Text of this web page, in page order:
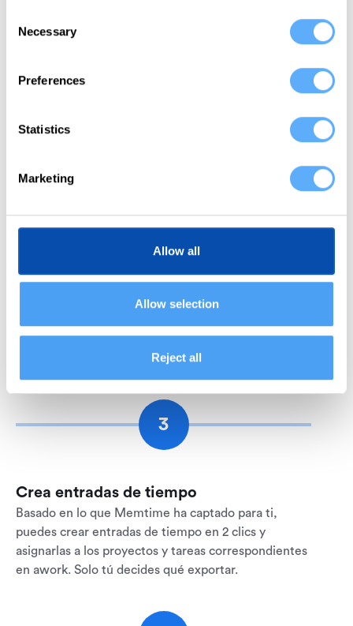
Selection
Necessary
Preferences
Statistics
Marketing
Allow all
Allow selection
Reject all
aplicaciones disponibles durante el proceso de
2
Importa proyectos
Memtime refleja tus proyectos y tareas de awork
nunca. Simplemente, introduce la estructura de tus
proyectos en Memtime y prepárate para el éxito.
3
Crea entradas de tiempo
Basado en lo que Memtime ha captado para ti,
puedes crear entradas de tiempo en 2 clics y
asignarlas a los proyectos y tareas correspondientes
en awork. Solo tú decides qué exportar.